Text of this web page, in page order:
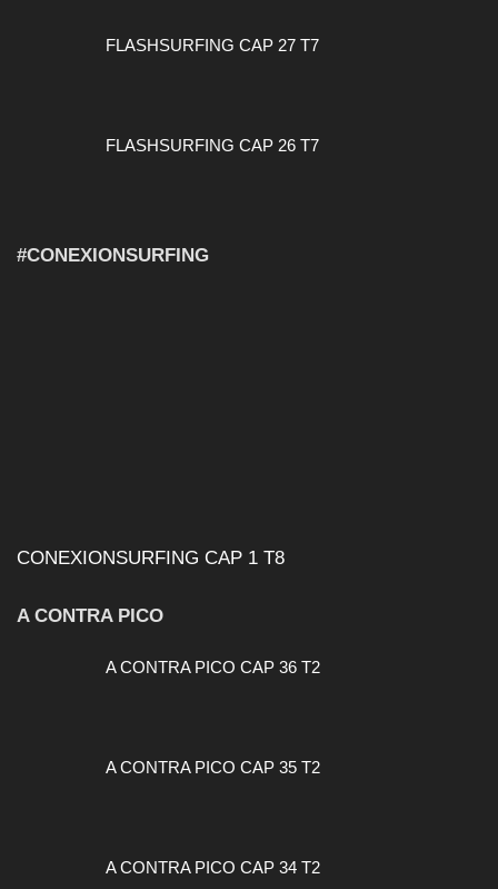
FLASHSURFING CAP 27 T7
FLASHSURFING CAP 26 T7
#CONEXIONSURFING
CONEXIONSURFING CAP 1 T8
A CONTRA PICO
A CONTRA PICO CAP 36 T2
A CONTRA PICO CAP 35 T2
A CONTRA PICO CAP 34 T2